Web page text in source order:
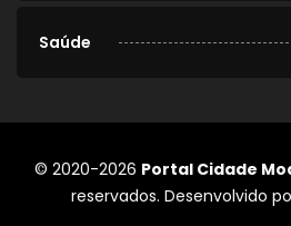
Saúde
© 2020-2026 Portal Cidade
reservados. Desenvolvido